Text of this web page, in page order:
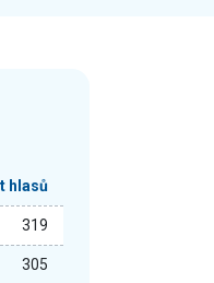
hlasů
319
305